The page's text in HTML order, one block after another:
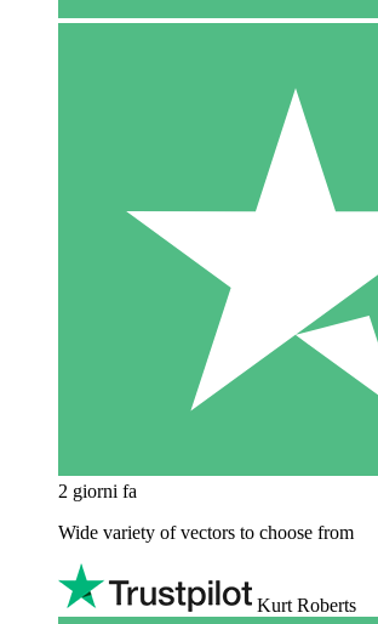
2 giorni fa
Wide variety of vectors to choose from
Kurt Roberts